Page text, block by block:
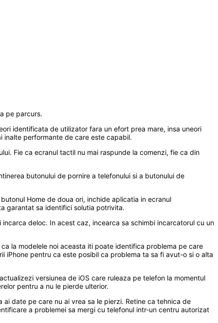
pe parcurs.
identificata de utilizator fara un efort prea mare, insa uneori
inalte performante de care este capabil.
Fie ca ecranul tactil nu mai raspunde la comenzi, fie ca din
butonului de pornire a telefonului si a butonului de
Home de doua ori, inchide aplicatia in ecranul
garantat sa identifici solutia potrivita.
deloc. In acest caz, incearca sa schimbi incarcatorul cu un
la modelele noi aceasta iti poate identifica problema pe care
pentru ca este posibil ca problema ta sa fi avut-o si o alta
versiunea de iOS care ruleaza pe telefon la momentul
pentru a nu le pierde ulterior.
date pe care nu ai vrea sa le pierzi. Retine ca tehnica de
a problemei sa mergi cu telefonul intr-un centru autorizat